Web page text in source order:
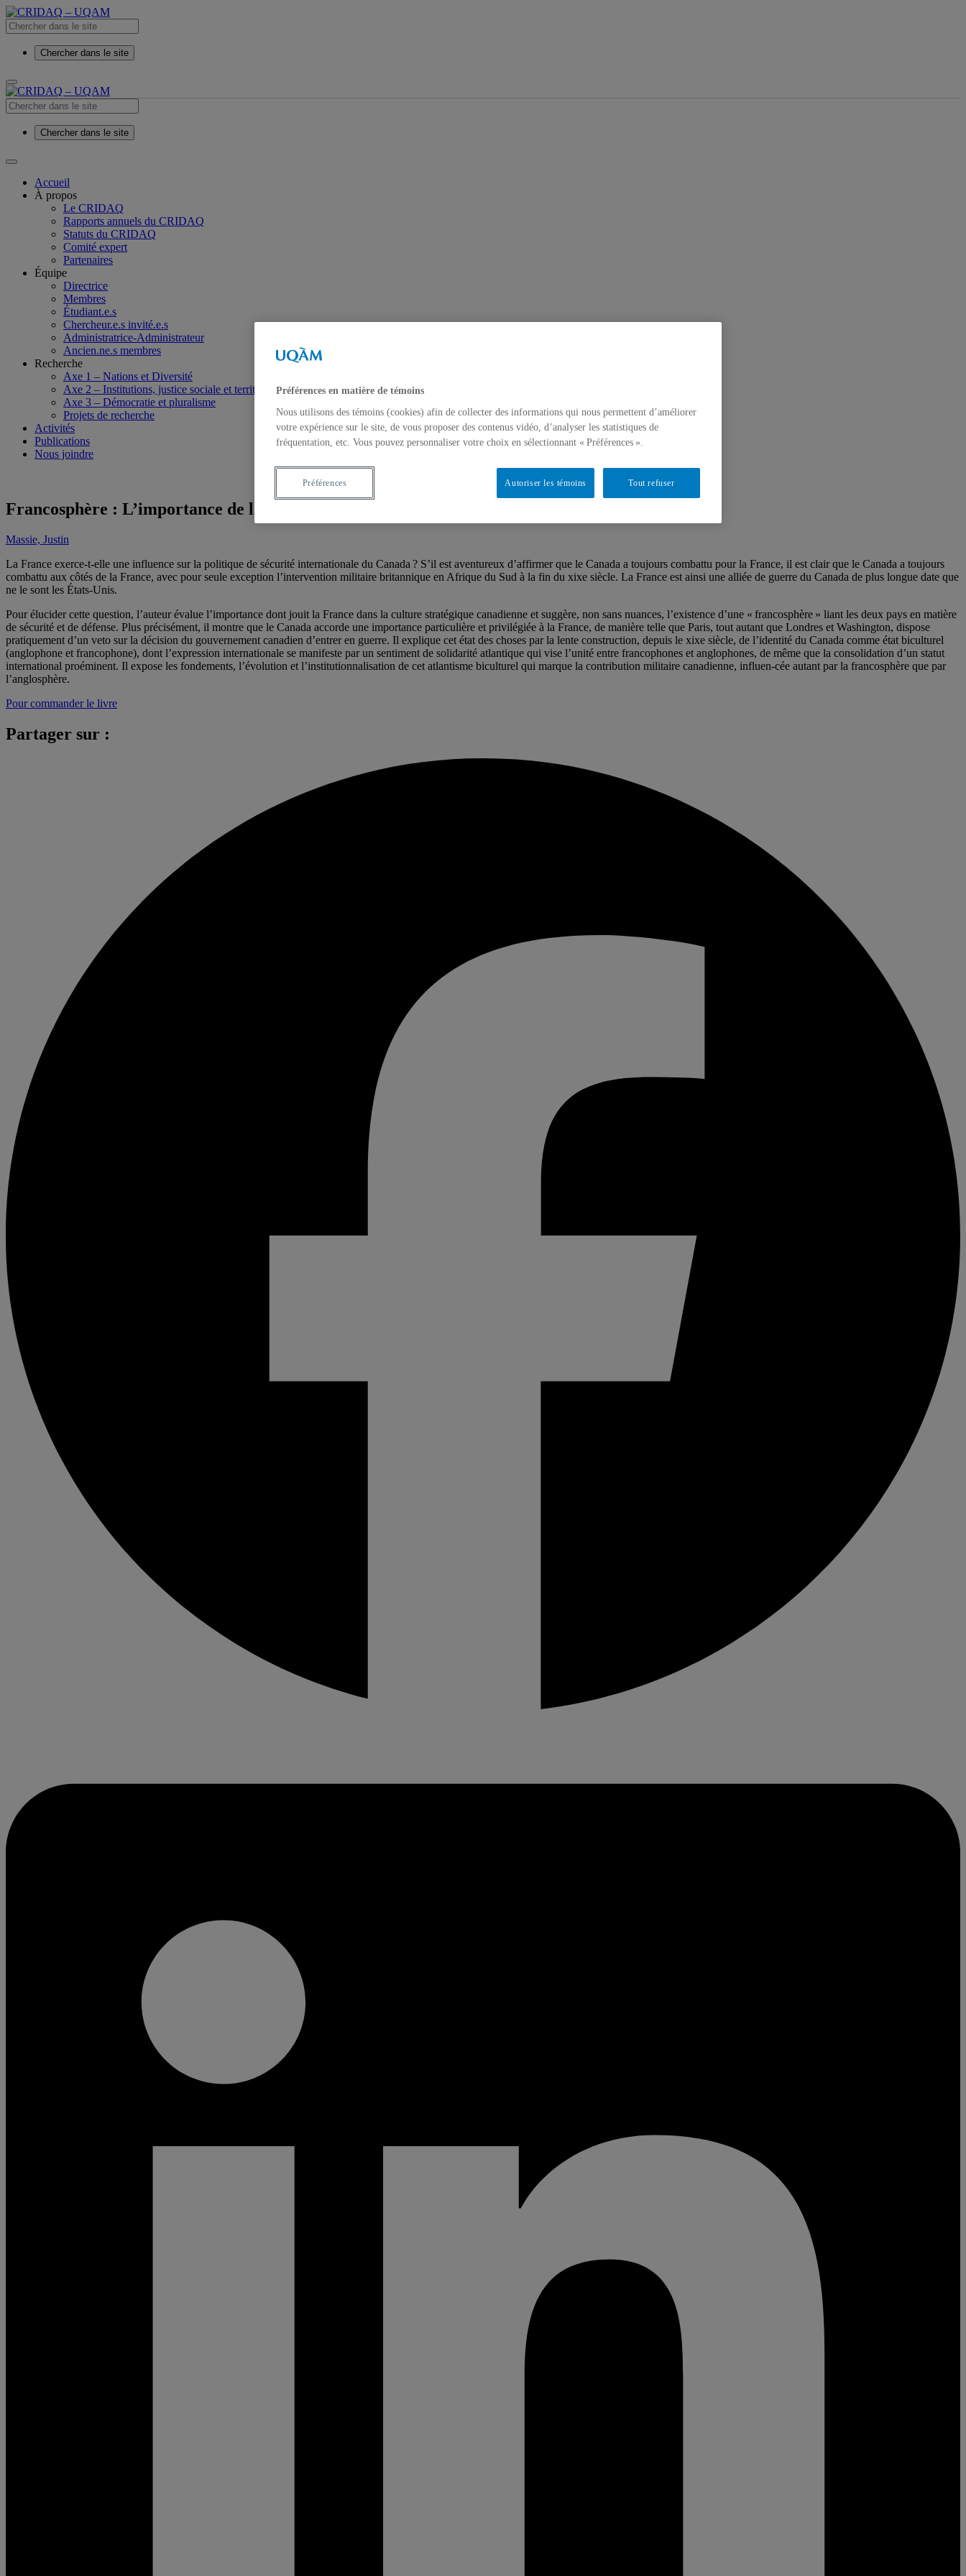
Chercher dans le site
Chercher dans le site
Accueil
À propos
Le CRIDAQ
Rapports annuels du CRIDAQ
Statuts du CRIDAQ
Comité expert
Partenaires
Équipe
Directrice
Membres
Étudiant.e.s
Chercheur.e.s invité.e.s
Administratrice-Administrateur
Ancien.ne.s membres
Recherche
Axe 1 – Nations et Diversité
Axe 2 – Institutions, justice sociale et territoires
Axe 3 – Démocratie et pluralisme
Projets de recherche
Activités
Publications
Nous joindre
Francosphère : L’importance de la France dans la culture stratégique du Canada
Massie, Justin
La France exerce-t-elle une influence sur la politique de sécurité internationale du Canada ? S’il est aventureux d’affirmer que le Canada a toujours combattu pour la France, il est clair que le Canada a toujours
combattu aux côtés de la France, avec pour seule exception l’intervention militaire britannique en Afrique du Sud à la fin du xixe siècle. La France est ainsi une alliée de guerre du Canada de plus longue date que
ne le sont les États-Unis.
Pour élucider cette question, l’auteur évalue l’importance dont jouit la France dans la culture stratégique canadienne et suggère, non sans nuances, l’existence d’une « francosphère » liant les deux pays en matière
de sécurité et de défense. Plus précisément, il montre que le Canada accorde une importance particulière et privilégiée à la France, de manière telle que Paris, tout autant que Londres et Washington, dispose
pratiquement d’un veto sur la décision du gouvernement canadien d’entrer en guerre. Il explique cet état des choses par la lente construction, depuis le xixe siècle, de l’identité du Canada comme état biculturel
(anglophone et francophone), dont l’expression internationale se manifeste par un sentiment de solidarité atlantique qui vise l’unité entre francophones et anglophones, de même que la consolidation d’un statut
international proéminent. Il expose les fondements, l’évolution et l’institutionnalisation de cet atlantisme biculturel qui marque la contribution militaire canadienne, influen-cée autant par la francosphère que par
l’anglosphère.
Pour commander le livre
Partager sur :
Préférences en matière de témoins
Nous utilisons des témoins (cookies) afin de collecter des informations qui nous permettent d’améliorer
votre expérience sur le site, de vous proposer des contenus vidéo, d’analyser les statistiques de
fréquentation, etc. Vous pouvez personnaliser votre choix en sélectionnant « Préférences ».
Tout refuser
Autoriser les témoins
Préférences